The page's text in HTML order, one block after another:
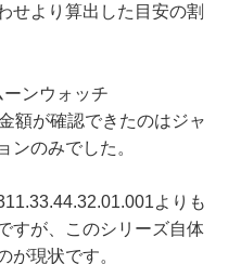
せより算出した目安の割
ンウォッチ
額が確認できたのはジャ
ンのみでした。
よりも
すが、このシリーズ自体
が現状です。